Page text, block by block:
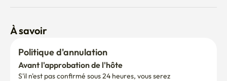
✅ Des caméras de surveillance sont installées devant la
des frais supplémentaires peuvent être engagés si vous
entrez dans la pièce qui ne correspond pas au nombre de
personnes.
À savoir
Politique d'annulation
Avant l'approbation de l'hôte
S'il n'est pas confirmé sous 24 heures, vous serez